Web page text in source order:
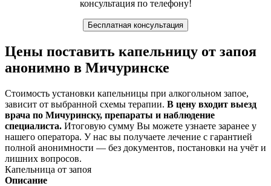
консультация по телефону!
Бесплатная консультация
Цены поставить капельницу от запоя
анонимно в Мичуринске
Стоимость установки капельницы при алкогольном запое,
зависит от выбранной схемы терапии. В цену входит выезд
врача по Мичуринску, препараты и наблюдение
специалиста. Итоговую сумму Вы можете узнаете заранее у
нашего оператора. У нас вы получаете лечение с гарантией
полной анонимности — без документов, постановки на учёт и
лишних вопросов.
Капельница от запоя
Описание